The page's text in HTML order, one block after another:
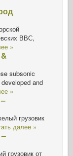
ВВС,
»
subsonic
and
»
грузовик
далее »
грузовик от